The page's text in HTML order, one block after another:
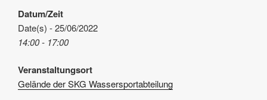
Datum/Zeit
Date(s) - 25/06/2022
14:00 - 17:00
Veranstaltungsort
Gelände der SKG Wassersportabteilung